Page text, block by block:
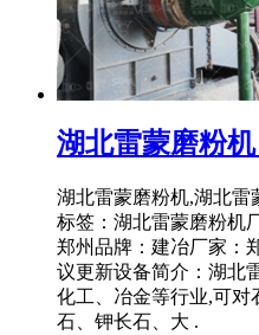
湖北雷蒙磨粉
湖北雷蒙磨粉机,湖北雷
标签：湖北雷蒙磨粉机
郑州品牌：建冶厂家：
议更新设备简介：湖北
化工、冶金等行业,可对
石、钾长石、大 .